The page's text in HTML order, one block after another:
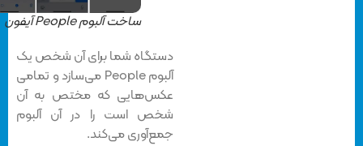
ساخت آلبوم People آیفون
دستگاه شما برای آن شخص یک
آلبوم People می‌سازد و تمامی
عکس‌هایی که مختص به آن
شخص است را در آن آلبوم
جمع‌آوری می‌کند.